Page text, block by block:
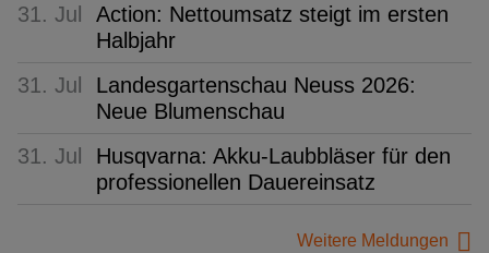
31. Jul
Action: Nettoumsatz steigt im ersten
Halbjahr
31. Jul
Landesgartenschau Neuss 2026:
Neue Blumenschau
31. Jul
Husqvarna: Akku-Laubbläser für den
professionellen Dauereinsatz
Weitere Meldungen